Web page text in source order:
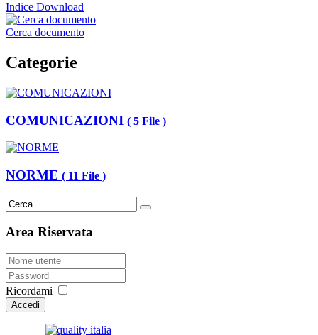
Indice Download
Cerca documento
Categorie
COMUNICAZIONI ( 5 File )
NORME ( 11 File )
Area Riservata
Ricordami
Accedi